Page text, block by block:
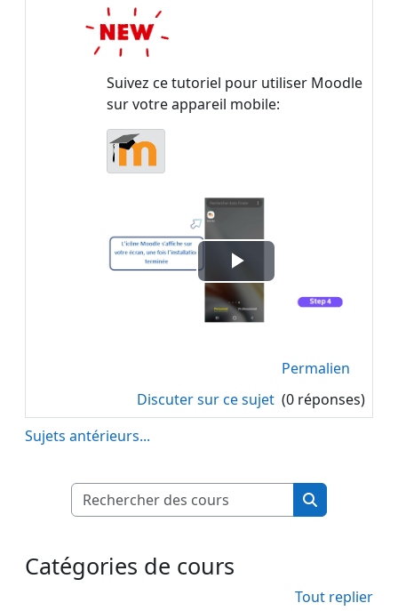
Suivez ce tutoriel pour utiliser Moodle
sur votre appareil mobile:
Lire
la
vidéoPermalien
Discuter sur ce sujet (0 réponses)
Sujets antérieurs...
Rechercher
Rechercher
Catégories de cours
Tout replier